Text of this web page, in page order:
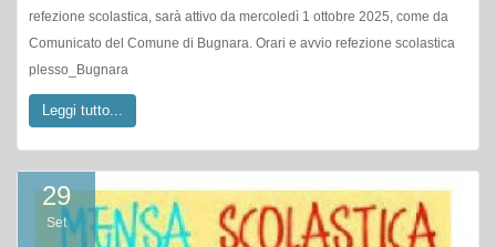
plesso_Bugnara
Set
2025